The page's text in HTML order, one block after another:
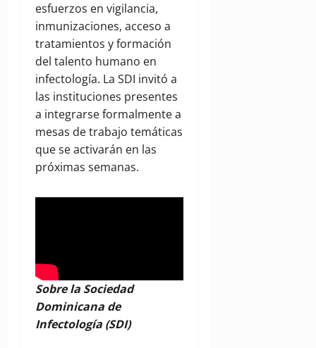
esfuerzos en vigilancia,
inmunizaciones, acceso a
tratamientos y formación
del talento humano en
infectología. La SDI invitó a
las instituciones presentes
a integrarse formalmente a
mesas de trabajo temáticas
que se activarán en las
próximas semanas.
Sobre la Sociedad
Dominicana de
Infectología (SDI)